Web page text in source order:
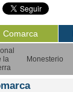
Comarca
la
Monesterio